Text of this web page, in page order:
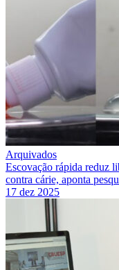
Arquivados
Escovação rápida reduz
contra cárie, aponta
17 dez 2025